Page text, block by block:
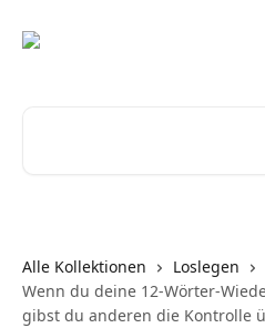
Alle Kollektionen
Loslegen
Wenn du deine 12-Wörter-
gibst du anderen die Kontrolle